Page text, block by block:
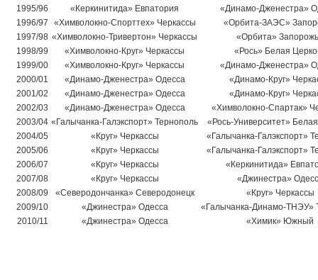
1995/96
«Керкинитида» Евпатория
«Динамо-Дженестра»
1996/97
«Химволокно-Спорттех» Черкассы
«Орбита-ЗАЭС»
1997/98 «Химволокно-Тривертон» Черкассы
«Орбита»
1998/99
«Химволокно-Круг» Черкассы
«Рось» Белая
1999/00
«Химволокно-Круг» Черкассы
«Динамо-Дженестра»
2000/01
«Динамо-Дженестра» Одесса
«Динамо-Круг»
2001/02
«Динамо-Дженестра» Одесса
«Динамо-Круг»
2002/03
«Динамо-Дженестра» Одесса
«Химволокно-Спартак»
2003/04 «Галычанка-Галэкспорт» Тернополь
«Рось-Университет»
2004/05
«Круг» Черкассы
«Галычанка-Галэкспорт»
2005/06
«Круг» Черкассы
«Галычанка-Галэкспорт»
2006/07
«Круг» Черкассы
«Керкинитида»
2007/08
«Круг» Черкассы
«Джинестра»
2008/09
«Северодончанка» Северодонецк
«Круг» Черкассы
2009/10
«Джинестра» Одесса
«Галычанка-Динамо-ТНЭУ»
2010/11
«Джинестра» Одесса «Химик» Южный